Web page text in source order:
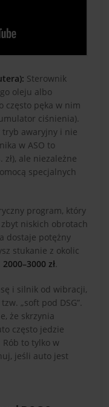
Sterownik
oleju albo
często pęka w nim
ciśnienia).
tryb awaryjny i nie
w ASO to
ale niezależne
specjalnych
program, który
niskich obrotach
dostaje potężny
stukanie z okolic
2000–3000 zł.
i silnik od wibracji,
„soft pod DSG”.
że skrzynia
często jedzie
Rób to tylko w
jeśli auto jest